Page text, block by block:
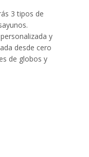
3 tipos de
y
desde cero
de globos y